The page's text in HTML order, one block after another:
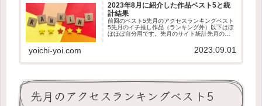
2023年8月に紹介した作品ベスト5と統
計結果
前回のベスト5先月のアクセスランキングベスト
5先月のイチ推し作品（ランキング外）以下はほ
ぼほぼ自分用です。先月のサイト統計先月のツ
yoichi-yoi.com 2023.09.01
先月のアクセスランキングベスト5